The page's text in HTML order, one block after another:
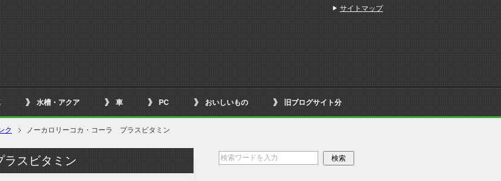
水槽・アクア 車 PC おいしいもの 旧ブログサイト分
ク ノーカロリーコカ・コーラ プラスビタミン
スビタミン
サイトマップ